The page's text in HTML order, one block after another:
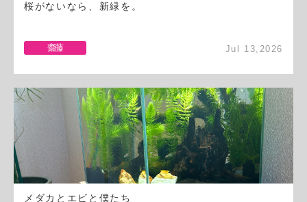
桜がないなら、新緑を。
齋藤 Jul 13,2026
メダカとエビと僕たち